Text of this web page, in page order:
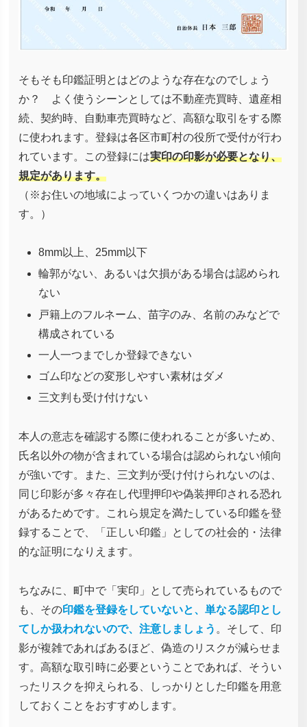
そもそも印鑑証明とはどのような存在なのでしょう
か？ よく使うシーンとしては不動産売買時、遺産相
続、契約時、自動車売買時など、高額な取引をする際
に使われます。登録は各区市町村の役所で受付が行わ
れています。この登録には実印の印影が必要となり、
規定があります。
（※お住いの地域によっていくつかの違いはありま
す。）
8mm以上、25mm以下
輪郭がない、あるいは欠損がある場合は認められ
ない
戸籍上のフルネーム、苗字のみ、名前のみなどで
構成されている
一人一つまでしか登録できない
ゴム印などの変形しやすい素材はダメ
三文判も受け付けない
本人の意志を確認する際に使われることが多いため、
氏名以外の物が含まれている場合は認められない傾向
が強いです。また、三文判が受け付けられないのは、
同じ印影が多々存在し代理押印や偽装押印される恐れ
があるためです。これら規定を満たしている印鑑を登
録することで、「正しい印鑑」としての社会的・法律
的な証明になりえます。
ちなみに、町中で「実印」として売られているもので
も、その印鑑を登録をしていないと、単なる認印とし
てしか扱われないので、注意しましょう 。そして、印
影が複雑であればあるほど、偽造のリスクが減らせま
す。高額な取引時に必要ということであれば、そうい
ったリスクを抑えられる、しっかりとした印鑑を用意
しておくことをおすすめします。